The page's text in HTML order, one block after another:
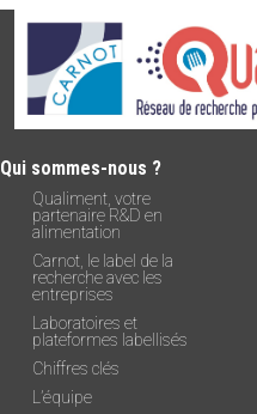
Qui sommes-nous ?
Qualiment, votre
partenaire R&D en
alimentation
Carnot, le label de la
recherche avec les
entreprises
Laboratoires et
plateformes labellisés
Chiffres clés
L’équipe